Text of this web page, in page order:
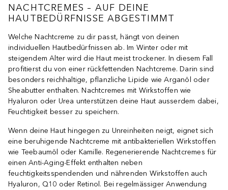
NACHTCREMES – AUF DEINE
HAUTBEDÜRFNISSE ABGESTIMMT
Welche Nachtcreme zu dir passt, hängt von deinen
individuellen Hautbedürfnissen ab. Im Winter oder mit
steigendem Alter wird die Haut meist trockener. In diesem Fall
profitierst du von einer rückfettenden Nachtcreme. Darin sind
besonders reichhaltige, pflanzliche Lipide wie Arganöl oder
Sheabutter enthalten. Nachtcremes mit Wirkstoffen wie
Hyaluron oder Urea unterstützen deine Haut ausserdem dabei,
Feuchtigkeit besser zu speichern.
Wenn deine Haut hingegen zu Unreinheiten neigt, eignet sich
eine beruhigende Nachtcreme mit antibakteriellen Wirkstoffen
wie Teebaumöl oder Kamille. Regenerierende Nachtcremes für
einen Anti-Aging-Effekt enthalten neben
feuchtigkeitsspendenden und nährenden Wirkstoffen auch
Hyaluron, Q10 oder Retinol. Bei regelmässiger Anwendung